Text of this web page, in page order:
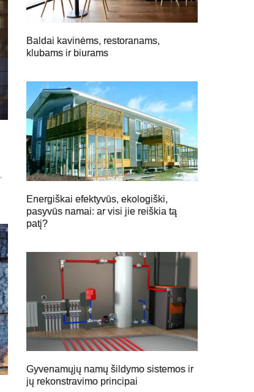
Baldai kavinėms, restoranams,
klubams ir biurams
Energiškai efektyvūs, ekologiški,
pasyvūs namai: ar visi jie reiškia tą
patį?
Gyvenamųjų namų šildymo sistemos ir
jų rekonstravimo principai